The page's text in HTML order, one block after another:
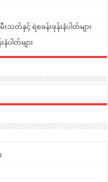
တ်နှင့် ရဲစခန်းဖုန်းနံပါတ်များ
ါတ်များ